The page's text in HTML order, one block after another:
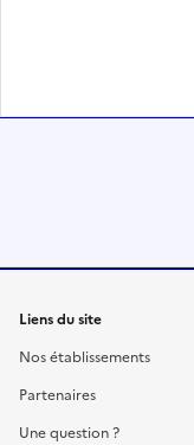
Liens du site
Nos établissements
Partenaires
Une question ?